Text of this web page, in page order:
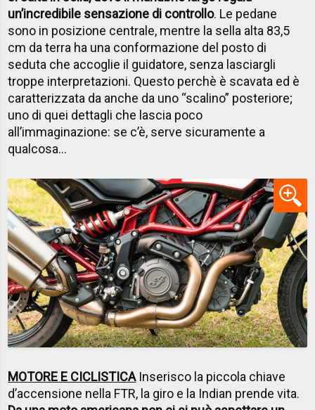
un’incredibile sensazione di controllo. Le pedane
sono in posizione centrale, mentre la sella alta 83,5
cm da terra ha una conformazione del posto di
seduta che accoglie il guidatore, senza lasciargli
troppe interpretazioni. Questo perchè è scavata ed è
caratterizzata da anche da uno “scalino” posteriore;
uno di quei dettagli che lascia poco
all’immaginazione: se c’è, serve sicuramente a
qualcosa…
MOTORE E CICLISTICAInserisco la piccola chiave
d’accensione nella FTR, la giro e la Indian prende vita.